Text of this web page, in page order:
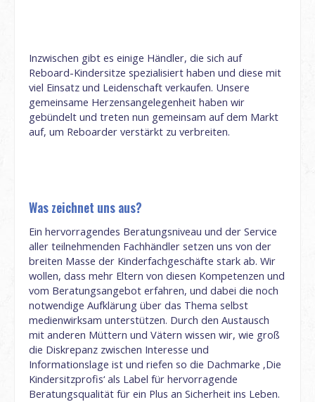
Inzwischen gibt es einige Händler, die sich auf
Reboard-Kindersitze spezialisiert haben und diese mit
viel Einsatz und Leidenschaft verkaufen. Unsere
gemeinsame Herzensangelegenheit haben wir
gebündelt und treten nun gemeinsam auf dem Markt
auf, um Reboarder verstärkt zu verbreiten.
Was zeichnet uns aus?
Ein hervorragendes Beratungsniveau und der Service
aller teilnehmenden Fachhändler setzen uns von der
breiten Masse der Kinderfachgeschäfte stark ab. Wir
wollen, dass mehr Eltern von diesen Kompetenzen und
vom Beratungsangebot erfahren, und dabei die noch
notwendige Aufklärung über das Thema selbst
medienwirksam unterstützen. Durch den Austausch
mit anderen Müttern und Vätern wissen wir, wie groß
die Diskrepanz zwischen Interesse und
Informationslage ist und riefen so die Dachmarke ‚Die
Kindersitzprofis‘ als Label für hervorragende
Beratungsqualität für ein Plus an Sicherheit ins Leben.